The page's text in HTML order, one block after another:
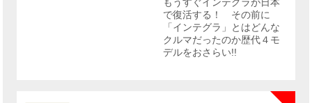
で復活する！ その前に
「インテグラ」とはどんな
クルマだったのか歴代４モ
デルをおさらい!!